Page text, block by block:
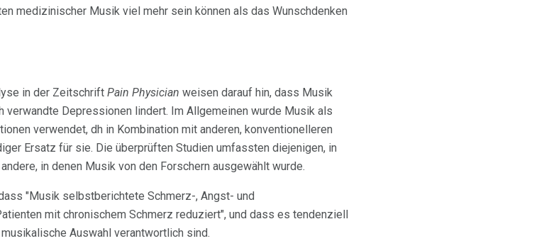
medizinischer Musik viel mehr sein können als das Wunschdenken
in der Zeitschrift Pain Physician weisen darauf hin, dass Musik
verwandte Depressionen lindert. Im Allgemeinen wurde Musik als
verwendet, dh in Kombination mit anderen, konventionelleren
Ersatz für sie. Die überprüften Studien umfassten diejenigen, in
in denen Musik von den Forschern ausgewählt wurde.
"Musik selbstberichtete Schmerz-, Angst- und
mit chronischem Schmerz reduziert", und dass es tendenziell
Auswahl verantwortlich sind.